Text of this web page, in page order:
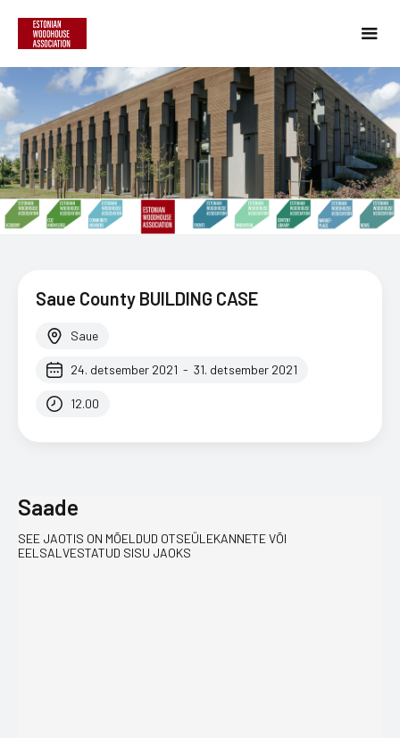
Saue County BUILDING CASE
Saue
24. detsember 2021 - 31. detsember 2021
12.00
Saade
SEE JAOTIS ON MÕELDUD OTSEÜLEKANNETE VÕI
EELSALVESTATUD SISU JAOKS